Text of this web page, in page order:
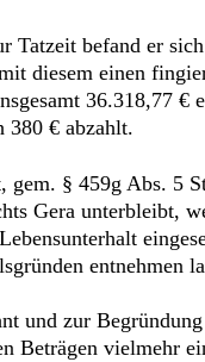
Tatzeit befand er
diesem einen
36.318,77
380 € abzahlt.
§ 459g Abs. 5
Gera unterbleibt,
entnehmen
und zur
vielmehr